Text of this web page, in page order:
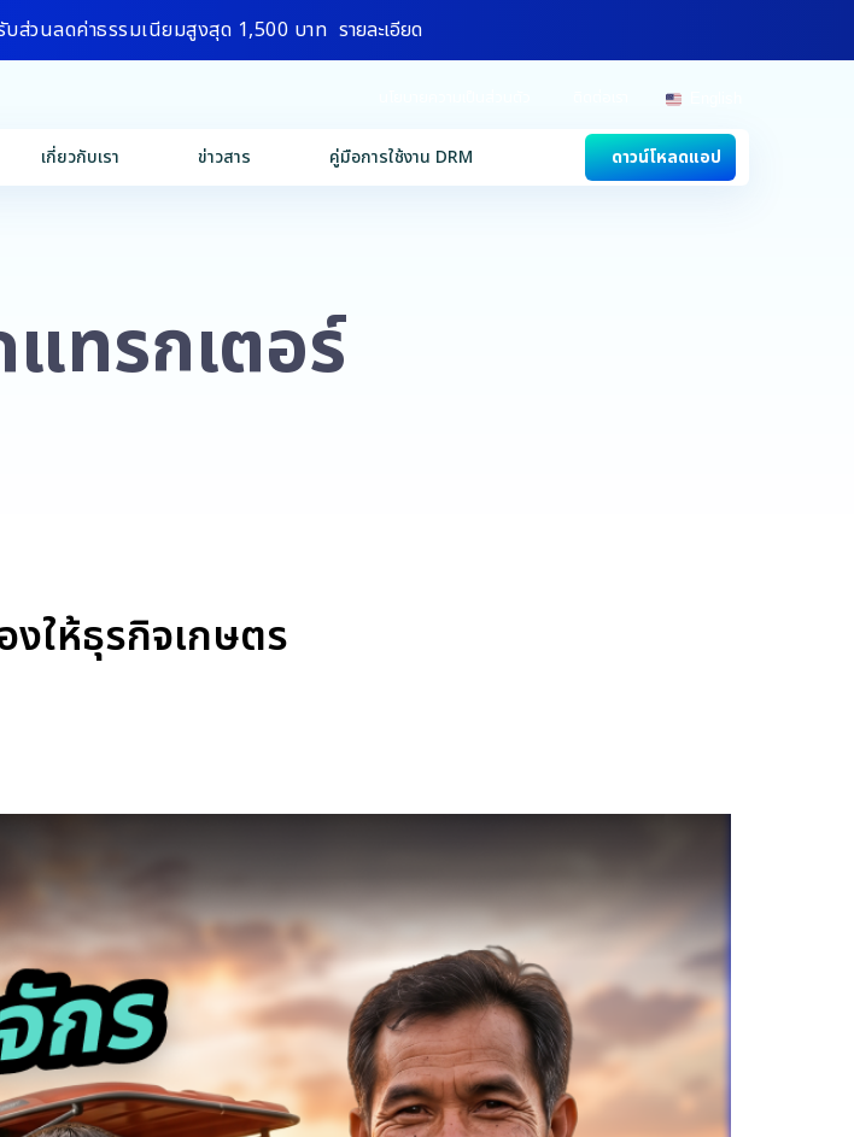
บส่วนลดค่าธรรมเนียมสูงสุด 1,500 บาท รายละเอียด
เกี่ยวกับเรา ข่าวสาร คู่มือการใช้งาน DRM ดาวน์โหลดแอป
ทรกเตอร์
งให้ธุรกิจเกษตร